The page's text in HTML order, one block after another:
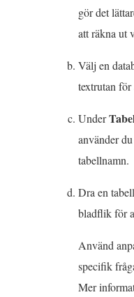
gör det
att räkna ut
Välj en
textrutan för
Under
använder
tabellnamn.
Dra en
bladflik för
Använd
specifik
Mer